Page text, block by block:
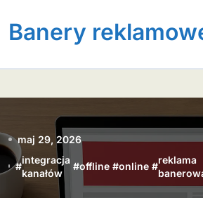
content
Banery
maj 29, 2026
#
integracja
kanałów
#offline #online #
reklama